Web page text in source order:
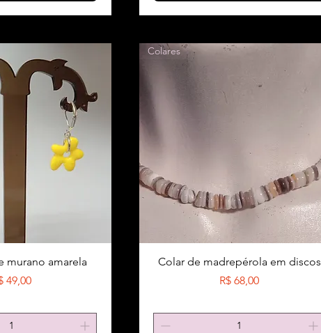
murano amarela
49,00
Colares
Colar de madrepérola em discos
Preço
R$ 68,00